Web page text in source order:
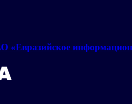
«Евразийское